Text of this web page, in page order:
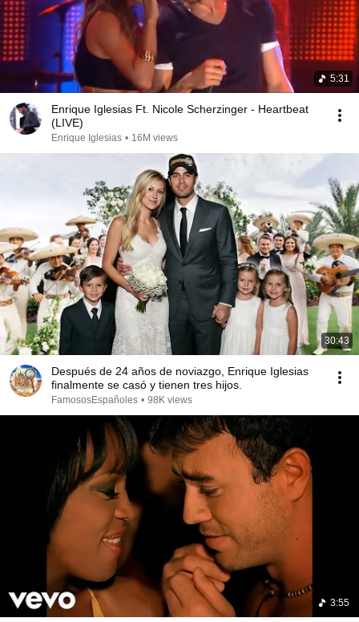
5:31
Enrique Iglesias Ft. Nicole Scherzinger - Heartbeat
(LIVE)
Enrique Iglesias • 16M views
30:43
Después de 24 años de noviazgo, Enrique Iglesias
finalmente se casó y tienen tres hijos.
FamososEspañoles • 98K views
3:55